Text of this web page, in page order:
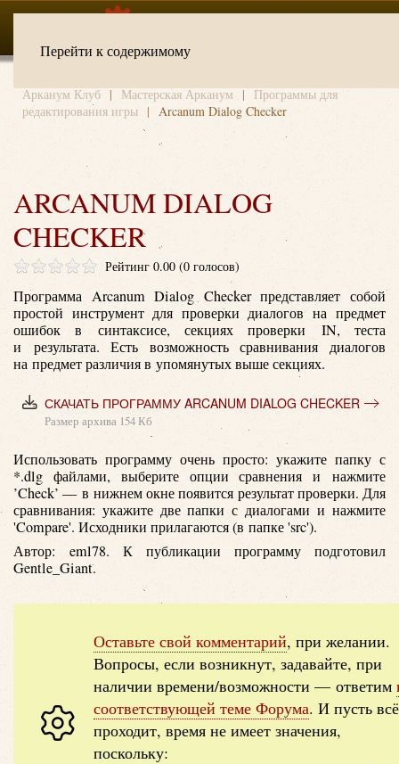
Перейти к содержимому
Арканум Клуб Мастерская Арканум
Программы для
редактирования игры
Arcanum Dialog Checker
ARCANUM DIALOG
CHECKER
Рейтинг 0.00 (0 голосов)
Программа Arcanum Dialog Checker представляет собой
простой инструмент для проверки диалогов на предмет
ошибок в синтаксисе, секциях проверки IN, теста
и результата. Есть возможность сравнивания диалогов
на предмет различия в упомянутых выше секциях.
СКАЧАТЬ ПРОГРАММУ ARCANUM DIALOG CHECKER
Размер архива 154 Кб
Использовать программу очень просто: укажите папку с
*.dlg файлами, выберите опции сравнения и нажмите
’Check’ — в нижнем окне появится результат проверки. Для
сравнивания: укажите две папки с диалогами и нажмите
'Compare'. Исходники прилагаются (в папке 'src').
Автор: eml78. К публикации программу подготовил
Gentle_Giant.
Оставьте свой комментарий, при желании.
Вопросы, если возникнут, задавайте, при
наличии времени/возможности — ответим
соответствующей теме Форума. И пусть всё
проходит, время не имеет значения,
поскольку: